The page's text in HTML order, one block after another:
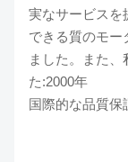
実なサービスを
できる質のモー
ました。また
た:2000年
国際的な品質保